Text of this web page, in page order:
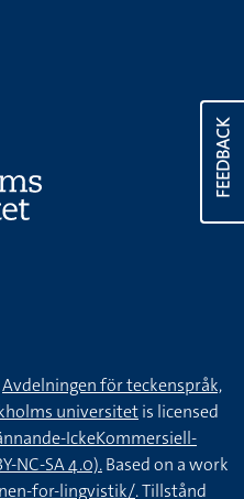
FEEDBACK
Avdelningen för teckenspråk,
universitetis licensed
IckeKommersiell-
NC-SA 4.0).Based on a work
for-lingvistik/. Tillstånd